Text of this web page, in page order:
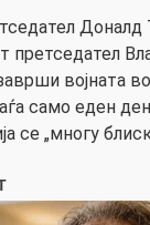
Доналд
претседател
војната
само еден
се „многу